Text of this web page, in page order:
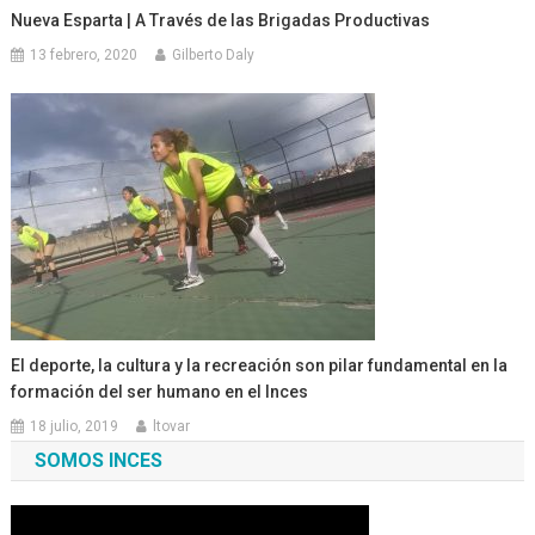
Nueva Esparta | A Través de las Brigadas Productivas
13 febrero, 2020 Gilberto Daly
El deporte, la cultura y la recreación son pilar fundamental en la
formación del ser humano en el Inces
18 julio, 2019 ltovar
SOMOS INCES